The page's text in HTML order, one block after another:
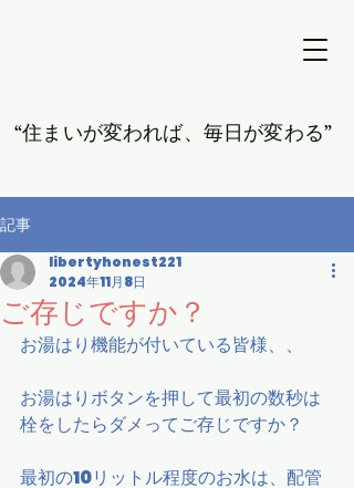
​“住まいが変われば、毎日が変わる”
記事
ご存じですか？
libertyhonest221
2024年11月8日
お湯はり機能が付いている皆様、、
お湯はりボタンを押して最初の数秒は
栓をしたらダメってご存じですか？
最初の10リットル程度のお水は、配管